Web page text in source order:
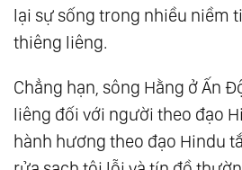
lại sự sống trong nhiều niềm
thiêng liêng.
Chẳng hạn, sông Hằng ở Ấn
liêng đối với người theo đạo
hành hương theo đạo Hindu